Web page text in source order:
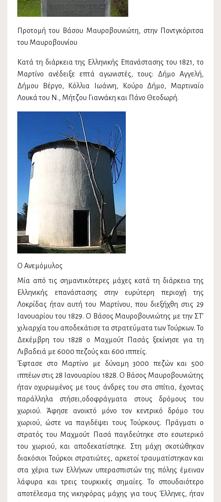
Προτομή του Βάσου Μαυροβουνιώτη, στην Ποντγκόριτσα
του Μαυροβουνίου
Κατά τη διάρκεια της Ελληνικής Επανάστασης του 1821, το
Μαρτίνο ανέδειξε επτά αγωνιστές, τους: Δήμο Αγγελή,
Δήμου Βέργο, Κόλλια Ιωάννη, Κούρο Δήμο, Μαρτιναίο
Λουκά του Ν., Μήτζου Γιαννάκη και Πάνο Θεοδωρή.
Ο Ανεμόμυλος
Μία από τις σημαντικότερες μάχες κατά τη διάρκεια της
Ελληνικής επανάστασης στην ευρύτερη περιοχή της
Λοκρίδας ήταν αυτή του Μαρτίνου, που διεξήχθη στις 29
Ιανουαρίου του 1829. Ο Βάσος Μαυροβουνιώτης με την ΣΤ’
χιλιαρχία του αποδεκάτισε τα στρατεύματα των Τούρκων. Το
Δεκέμβρη του 1828 ο Μαχμούτ Πασάς ξεκίνησε για τη
Λιβαδειά με 6000 πεζούς και 600 ιππείς.
Έφτασε στο Μαρτίνο με δύναμη 3000 πεζών και 500
ιππέων στις 28 Ιανουαρίου 1828. Ο Βάσος Μαυροβουνιώτης
ήταν οχυρωμένος με τους άνδρες του στα σπίτια, έχοντας
παράλληλα στήσει,οδοφράγματα στους δρόμους του
χωριού. Άφησε ανοικτό μόνο τον κεντρικό δρόμο του
χωριού, ώστε να παγιδέψει τους Τούρκους. Πράγματι ο
στρατός του Μαχμούτ Πασά παγιδεύτηκε στο εσωτερικό
του χωριού, και αποδεκατίστηκε. Στη μάχη σκοτώθηκαν
διακόσιοι Τούρκοι στρατιώτες, αρκετοί τραυματίστηκαν και
στα χέρια των Ελλήνων υπερασπιστών της πόλης έμειναν
λάφυρα και τρεις τουρκικές σημαίες. Το σπουδαιότερο
αποτέλεσμα της νικηφόρας μάχης για τους Έλληνες, ήταν